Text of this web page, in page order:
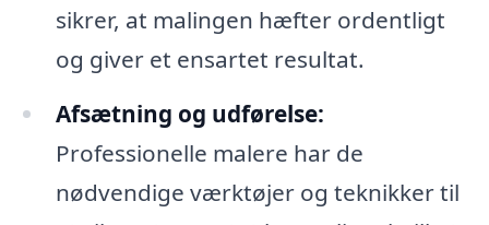
sikrer, at malingen hæfter ordentligt
og giver et ensartet resultat.
Afsætning og udførelse:
Professionelle malere har de
nødvendige værktøjer og teknikker til